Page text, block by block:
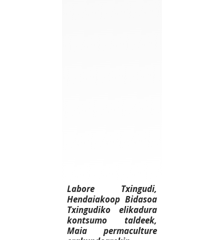
Labore Txingudi,
Hendaiakoop Bidasoa
Txingudiko elikadura
kontsumo taldeek,
Maia permaculture